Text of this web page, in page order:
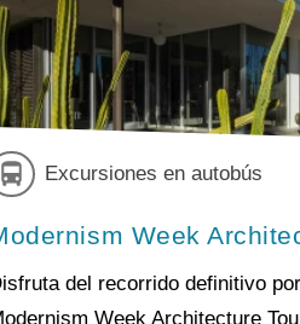
Excursiones en autobús
Week
del recorrido definitivo
Week Architecture